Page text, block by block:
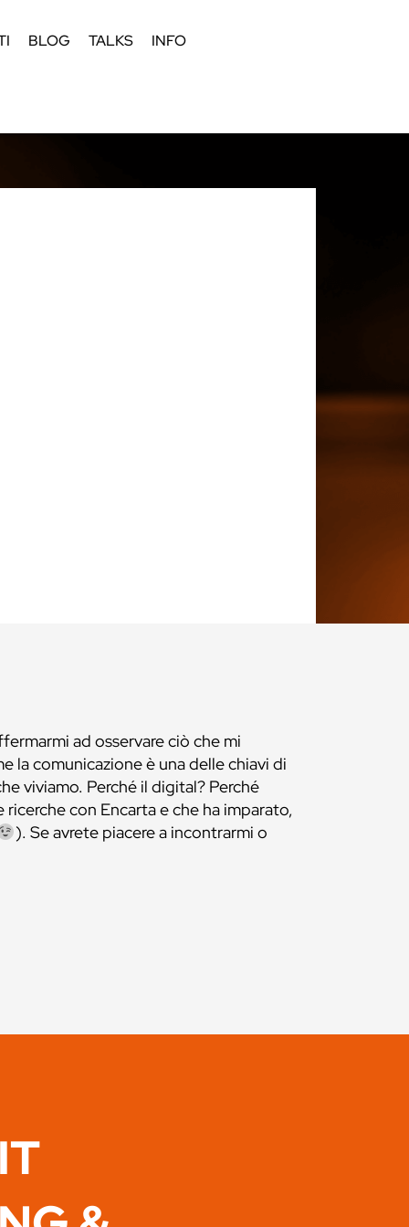
BLOG TALKS INFO
ad osservare ciò che mi
la comunicazione è una delle chiavi di
viviamo. Perché il digital? Perché
con Encarta e che ha imparato,
). Se avrete piacere a incontrarmi o